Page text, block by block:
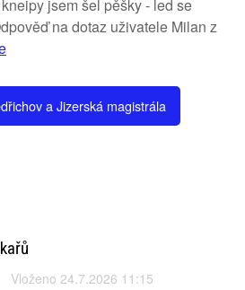
jsem šel pěšky - led se
na dotaz uživatele Milan z
a Jizerská magistrála
Vloženo 24.7.2026 11:15